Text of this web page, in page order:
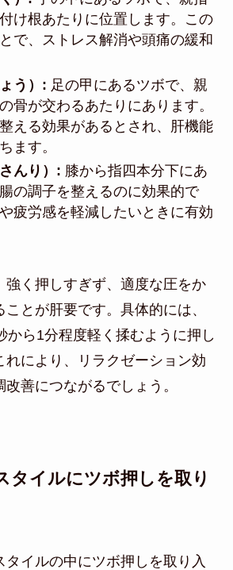
け根あたりに位置します。この
で、ストレス解消や頭痛の緩和
う）: 足の甲にあるツボで、親
骨が交わるあたりにあります。
える効果があるとされ、肝機能
ます。
んり）: 膝から指四本分下にあ
の調子を整えるのに効果的で
疲労感を軽減したいときに有効
強く押しすぎず、適度な圧をか
とが肝要です。具体的には、
から1分程度軽く揉むように押し
れにより、リラクゼーション効
善につながるでしょう。
タイルにツボ押しを取り
タイルの中にツボ押しを取り入